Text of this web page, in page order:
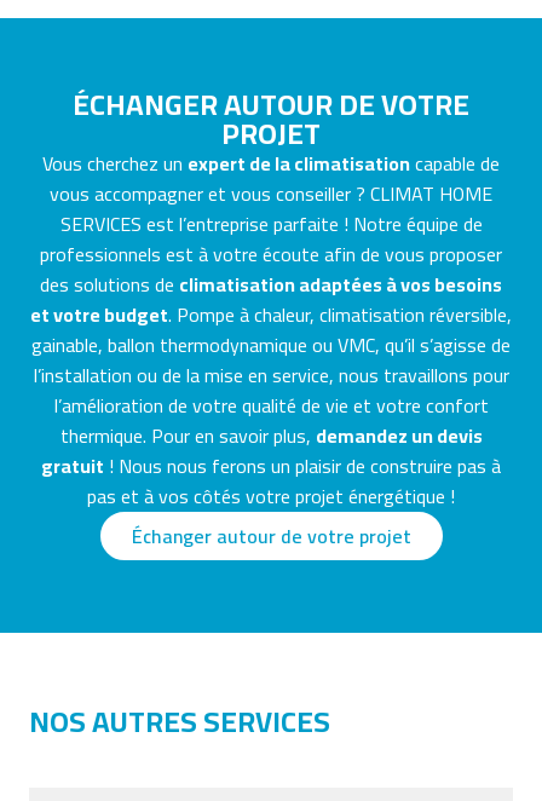
ÉCHANGER AUTOUR DE VOTRE
PROJET
Vous cherchez un expert de la climatisationcapable de
vous accompagner et vous conseiller ? CLIMAT HOME
SERVICES est l’entreprise parfaite ! Notre équipe de
professionnels est à votre écoute afin de vous proposer
des solutions de climatisation adaptées à vos besoins
et votre budget. Pompe à chaleur, climatisation réversible,
gainable, ballon thermodynamique ou VMC, qu’il s’agisse de
l’installation ou de la mise en service, nous travaillons pour
l’amélioration de votre qualité de vie et votre confort
thermique. Pour en savoir plus, demandez un devis
gratuit ! Nous nous ferons un plaisir de construire pas à
pas et à vos côtés votre projet énergétique !
Échanger autour de votre projet
NOS AUTRES SERVICES